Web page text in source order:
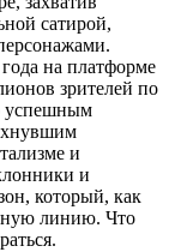
сатирой,
на платформе
зрителей по
успешным
и
и
который, как
линию. Что